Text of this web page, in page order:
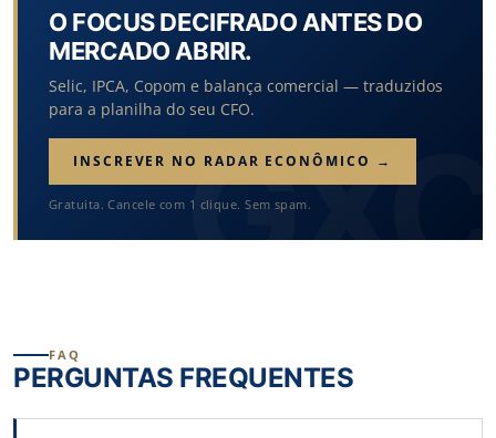
O FOCUS DECIFRADO ANTES DO
MERCADO ABRIR.
Selic, IPCA, Copom e balança comercial — traduzidos
para a planilha do seu CFO.
INSCREVER NO RADAR ECONÔMICO →
Gratuita. Cancele com 1 clique. Sem spam.
FAQ
PERGUNTAS FREQUENTES